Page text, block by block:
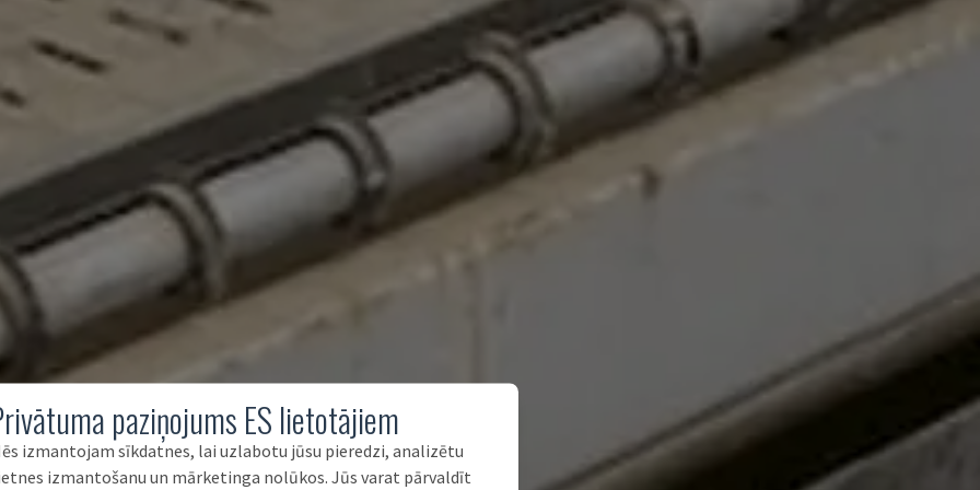
paziņojums ES lietotājiem
izmantojam sīkdatnes, lai uzlabotu jūsu pieredzi, analizētu
izmantošanu un mārketinga nolūkos. Jūs varat pārvaldīt